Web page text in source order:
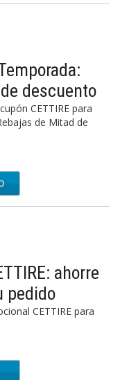
descuento
CETTIRE para
de Mitad de
ahorre
pedido
CETTIRE para